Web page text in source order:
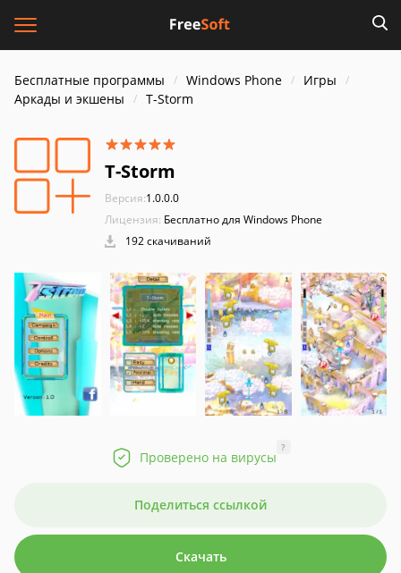
Бесплатные программы Windows Phone
Игры
Аркады и экшены
T-Storm
T-Storm
Версия:1.0.0.0
Лицензия: Бесплатно для Windows Phone
192 скачиваний
Проверено на вирусы
?
Поделиться ссылкой
Скачать